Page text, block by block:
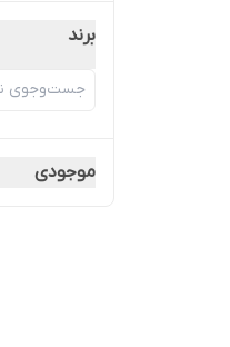
برند
موجودی